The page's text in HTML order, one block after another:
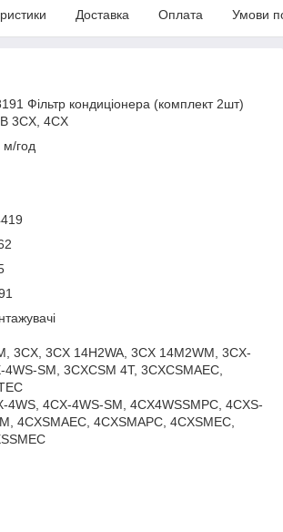
Доставка Оплата Умови
Фільтр кондиціонера (комплект 2шт)
3CX, 4CX
м/год
3CX, 3CX 14H2WA, 3CX 14M2WM, 3CX-
SM, 3CXCSM 4T, 3CXCSMAEC,
4WS, 4CX-4WS-SM, 4CX4WSSMPC, 4CXS-
4CXSMAEC, 4CXSMAPC, 4CXSMEC,